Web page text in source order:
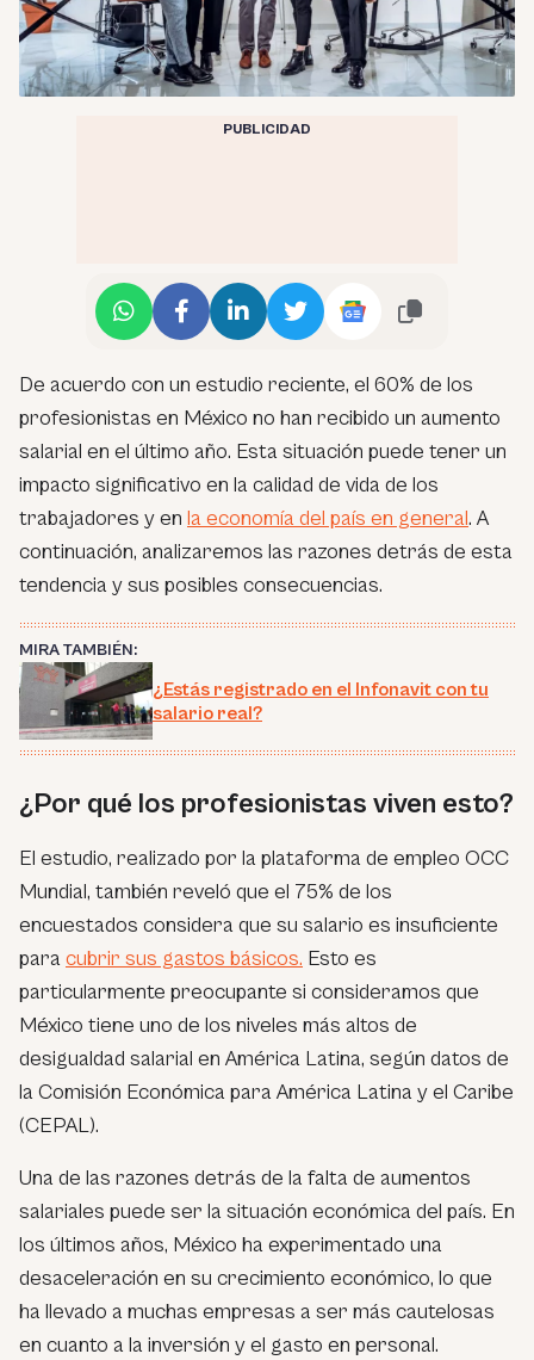
PUBLICIDAD
De acuerdo con un estudio reciente, el 60% de los
profesionistas en México no han recibido un aumento
salarial en el último año. Esta situación puede tener un
impacto significativo en la calidad de vida de los
trabajadores y en la economía del país en general. A
continuación, analizaremos las razones detrás de esta
tendencia y sus posibles consecuencias.
MIRA TAMBIÉN:
¿Estás registrado en el Infonavit con tu
salario real?
¿Por qué los profesionistas viven esto?
El estudio, realizado por la plataforma de empleo OCC
Mundial, también reveló que el 75% de los
encuestados considera que su salario es insuficiente
para cubrir sus gastos básicos. Esto es
particularmente preocupante si consideramos que
México tiene uno de los niveles más altos de
desigualdad salarial en América Latina, según datos de
la Comisión Económica para América Latina y el Caribe
(CEPAL).
Una de las razones detrás de la falta de aumentos
salariales puede ser la situación económica del país. En
los últimos años, México ha experimentado una
desaceleración en su crecimiento económico, lo que
ha llevado a muchas empresas a ser más cautelosas
en cuanto a la inversión y el gasto en personal.